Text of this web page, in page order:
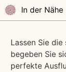
In der Nähe
Lassen Sie
begeben Sie
perfekte